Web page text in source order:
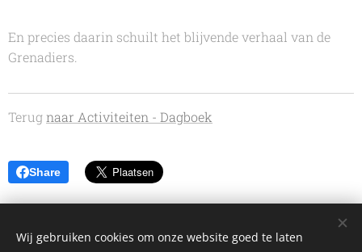
En precies daarin schuilt het blijvende verhaal van de
Grenadiers.
Terug naar Activiteiten - Dagboek
Share
Wij gebruiken cookies om onze website goed te laten